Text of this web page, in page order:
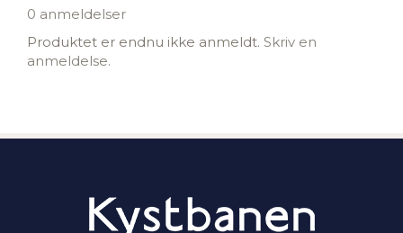
0 anmeldelser
Produktet er endnu ikke anmeldt. Skriv en
anmeldelse.